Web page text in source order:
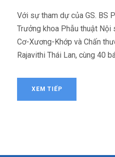
Với sự tham dự của GS. BS
Trưởng khoa Phẫu thuật
Cơ-Xương-Khớp và Chấn
Rajavithi Thái Lan, cùng 40
XEM TIẾP